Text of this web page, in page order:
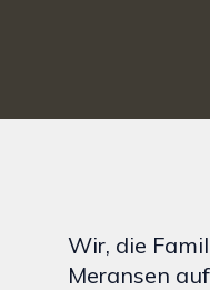
Wir, die
Meransen